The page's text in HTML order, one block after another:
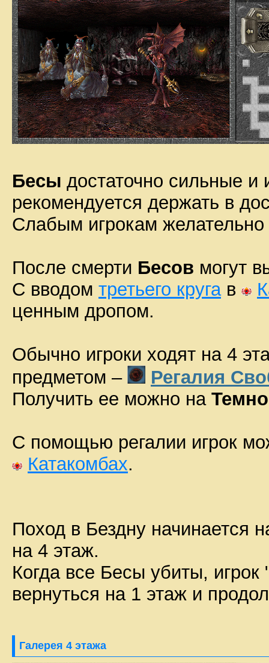
Бесы достаточно сильные и
рекомендуется держать в
Слабым игрокам
После смерти Бесов могут
С вводом третьего кругав
ценным дропом.
Обычно игроки ходят на 4
предметом –
Регалия
Получить ее можно на
С помощью регалии игрок
Катакомбах.
Поход в Бездну начинается
на 4 этаж.
Когда все Бесы убиты,
вернуться на 1 этаж и
Галерея 4 этажа